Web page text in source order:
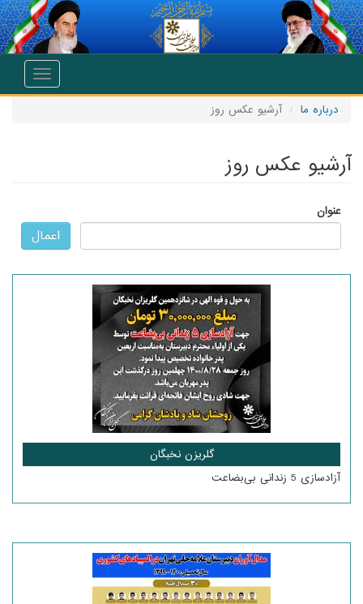
انتقال به محتوای اصلی
Toggle
درباره ما
آرشیو عکس روز
آرشیو عکس روز
عنوان
اعمال
گلریزن نخبگان
آزادسازی 5 زندانی بی‌بضاعت